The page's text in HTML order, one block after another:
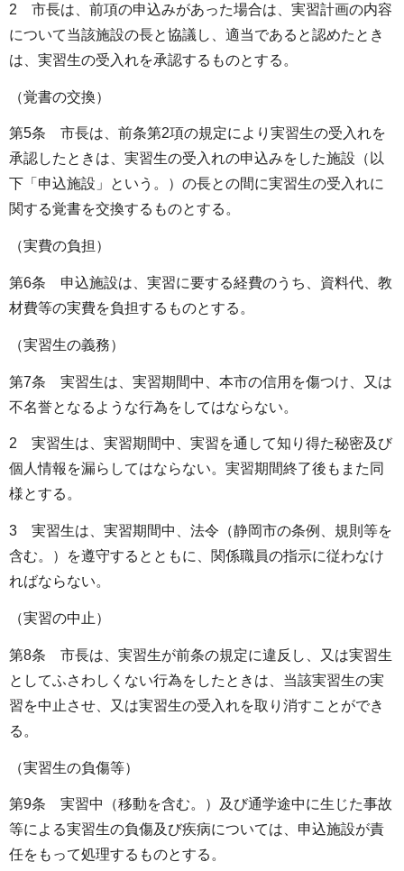
2 市長は、前項の申込みがあった場合は、実習計画の内容
について当該施設の長と協議し、適当であると認めたとき
は、実習生の受入れを承認するものとする。
（覚書の交換）
第5条 市長は、前条第2項の規定により実習生の受入れを
承認したときは、実習生の受入れの申込みをした施設（以
下「申込施設」という。）の長との間に実習生の受入れに
関する覚書を交換するものとする。
（実費の負担）
第6条 申込施設は、実習に要する経費のうち、資料代、教
材費等の実費を負担するものとする。
（実習生の義務）
第7条 実習生は、実習期間中、本市の信用を傷つけ、又は
不名誉となるような行為をしてはならない。
2 実習生は、実習期間中、実習を通して知り得た秘密及び
個人情報を漏らしてはならない。実習期間終了後もまた同
様とする。
3 実習生は、実習期間中、法令（静岡市の条例、規則等を
含む。）を遵守するとともに、関係職員の指示に従わなけ
ればならない。
（実習の中止）
第8条 市長は、実習生が前条の規定に違反し、又は実習生
としてふさわしくない行為をしたときは、当該実習生の実
習を中止させ、又は実習生の受入れを取り消すことができ
る。
（実習生の負傷等）
第9条 実習中（移動を含む。）及び通学途中に生じた事故
等による実習生の負傷及び疾病については、申込施設が責
任をもって処理するものとする。